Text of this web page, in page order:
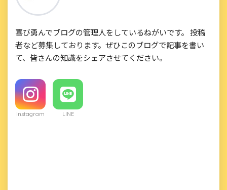
喜び勇んでブログの管理人をしているねがいです。 投稿
者など募集しております。ぜひこのブログで記事を書い
て、皆さんの知識をシェアさせてください。
Instagram LINE